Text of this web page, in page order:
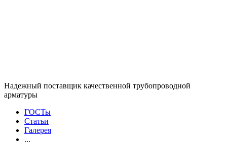
Надежный поставщик качественной трубопроводной
арматуры
ГОСТы
Статьи
Галерея
...